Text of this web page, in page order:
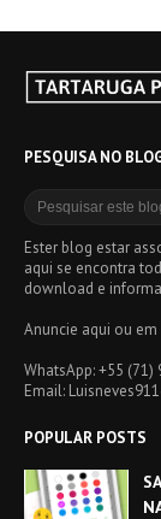
PESQUISA NO
Ester blog estar
aqui se encontra
download e
Anuncie aqui ou
WhatsApp:+55 (71)
Email:
POPULAR POSTS